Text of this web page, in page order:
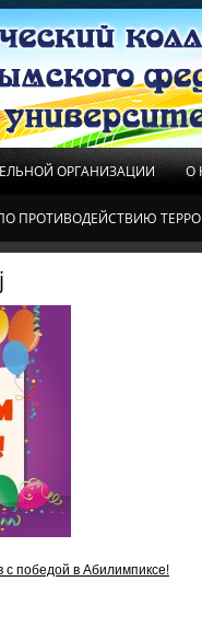
ОРГАНИЗАЦИИ О
ПРОТИВОДЕЙСТВИЮ
с победой в Абилимпиксе!